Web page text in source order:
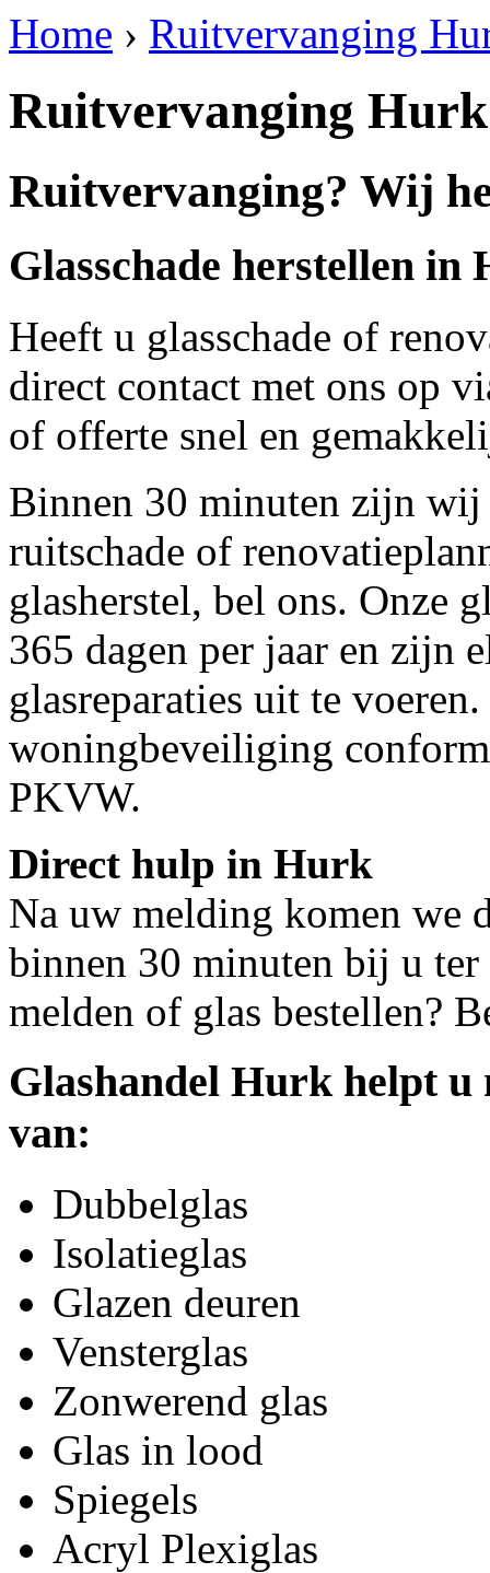
Home › Ruitvervanging
Ruitvervanging Hurk
Ruitvervanging? Wij
Glasschade herstellen in
Heeft u glasschade of
direct contact met ons op
of offerte snel en
Binnen 30 minuten zijn wij
ruitschade of
glasherstel, bel ons. Onze
365 dagen per jaar en zijn
glasreparaties uit te
woningbeveiliging
PKVW.
Direct hulp in Hurk
Na uw melding komen we
binnen 30 minuten bij u ter
melden of glas bestellen?
Glashandel Hurk helpt u
van:
Dubbelglas
Isolatieglas
Glazen deuren
Vensterglas
Zonwerend glas
Glas in lood
Spiegels
Acryl Plexiglas